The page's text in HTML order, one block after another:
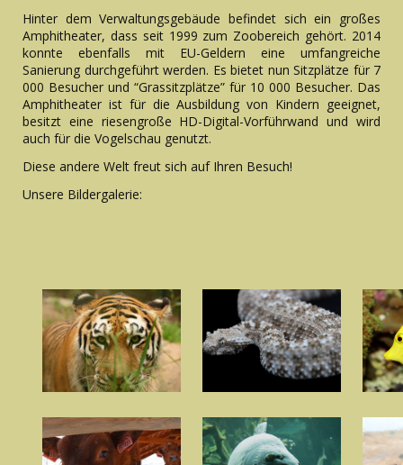
Hinter dem Verwaltungsgebäude befindet sich ein großes
Amphitheater, dass seit 1999 zum Zoobereich gehört. 2014
konnte ebenfalls mit EU-Geldern eine umfangreiche
Sanierung durchgeführt werden. Es bietet nun Sitzplätze für 7
000 Besucher und “Grassitzplätze” für 10 000 Besucher. Das
Amphitheater ist für die Ausbildung von Kindern geeignet,
besitzt eine riesengroße HD-Digital-Vorführwand und wird
auch für die Vogelschau genutzt.
Diese andere Welt freut sich auf Ihren Besuch!
Unsere Bildergalerie: